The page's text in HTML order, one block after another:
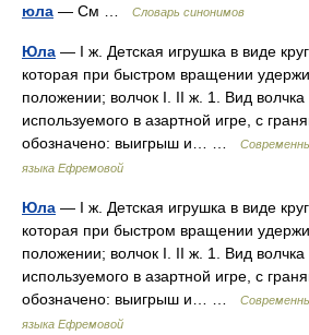
юла — См … Словарь синонимов
Юла — I ж. Детская игрушка в виде
которая при быстром вращении
положении; волчок I. II ж. 1. Вид волчка
используемого в азартной игре, с
обозначено: выигрыш и… …
языка Ефремовой
Юла — I ж. Детская игрушка в виде
которая при быстром вращении
положении; волчок I. II ж. 1. Вид волчка
используемого в азартной игре, с
обозначено: выигрыш и… …
языка Ефремовой